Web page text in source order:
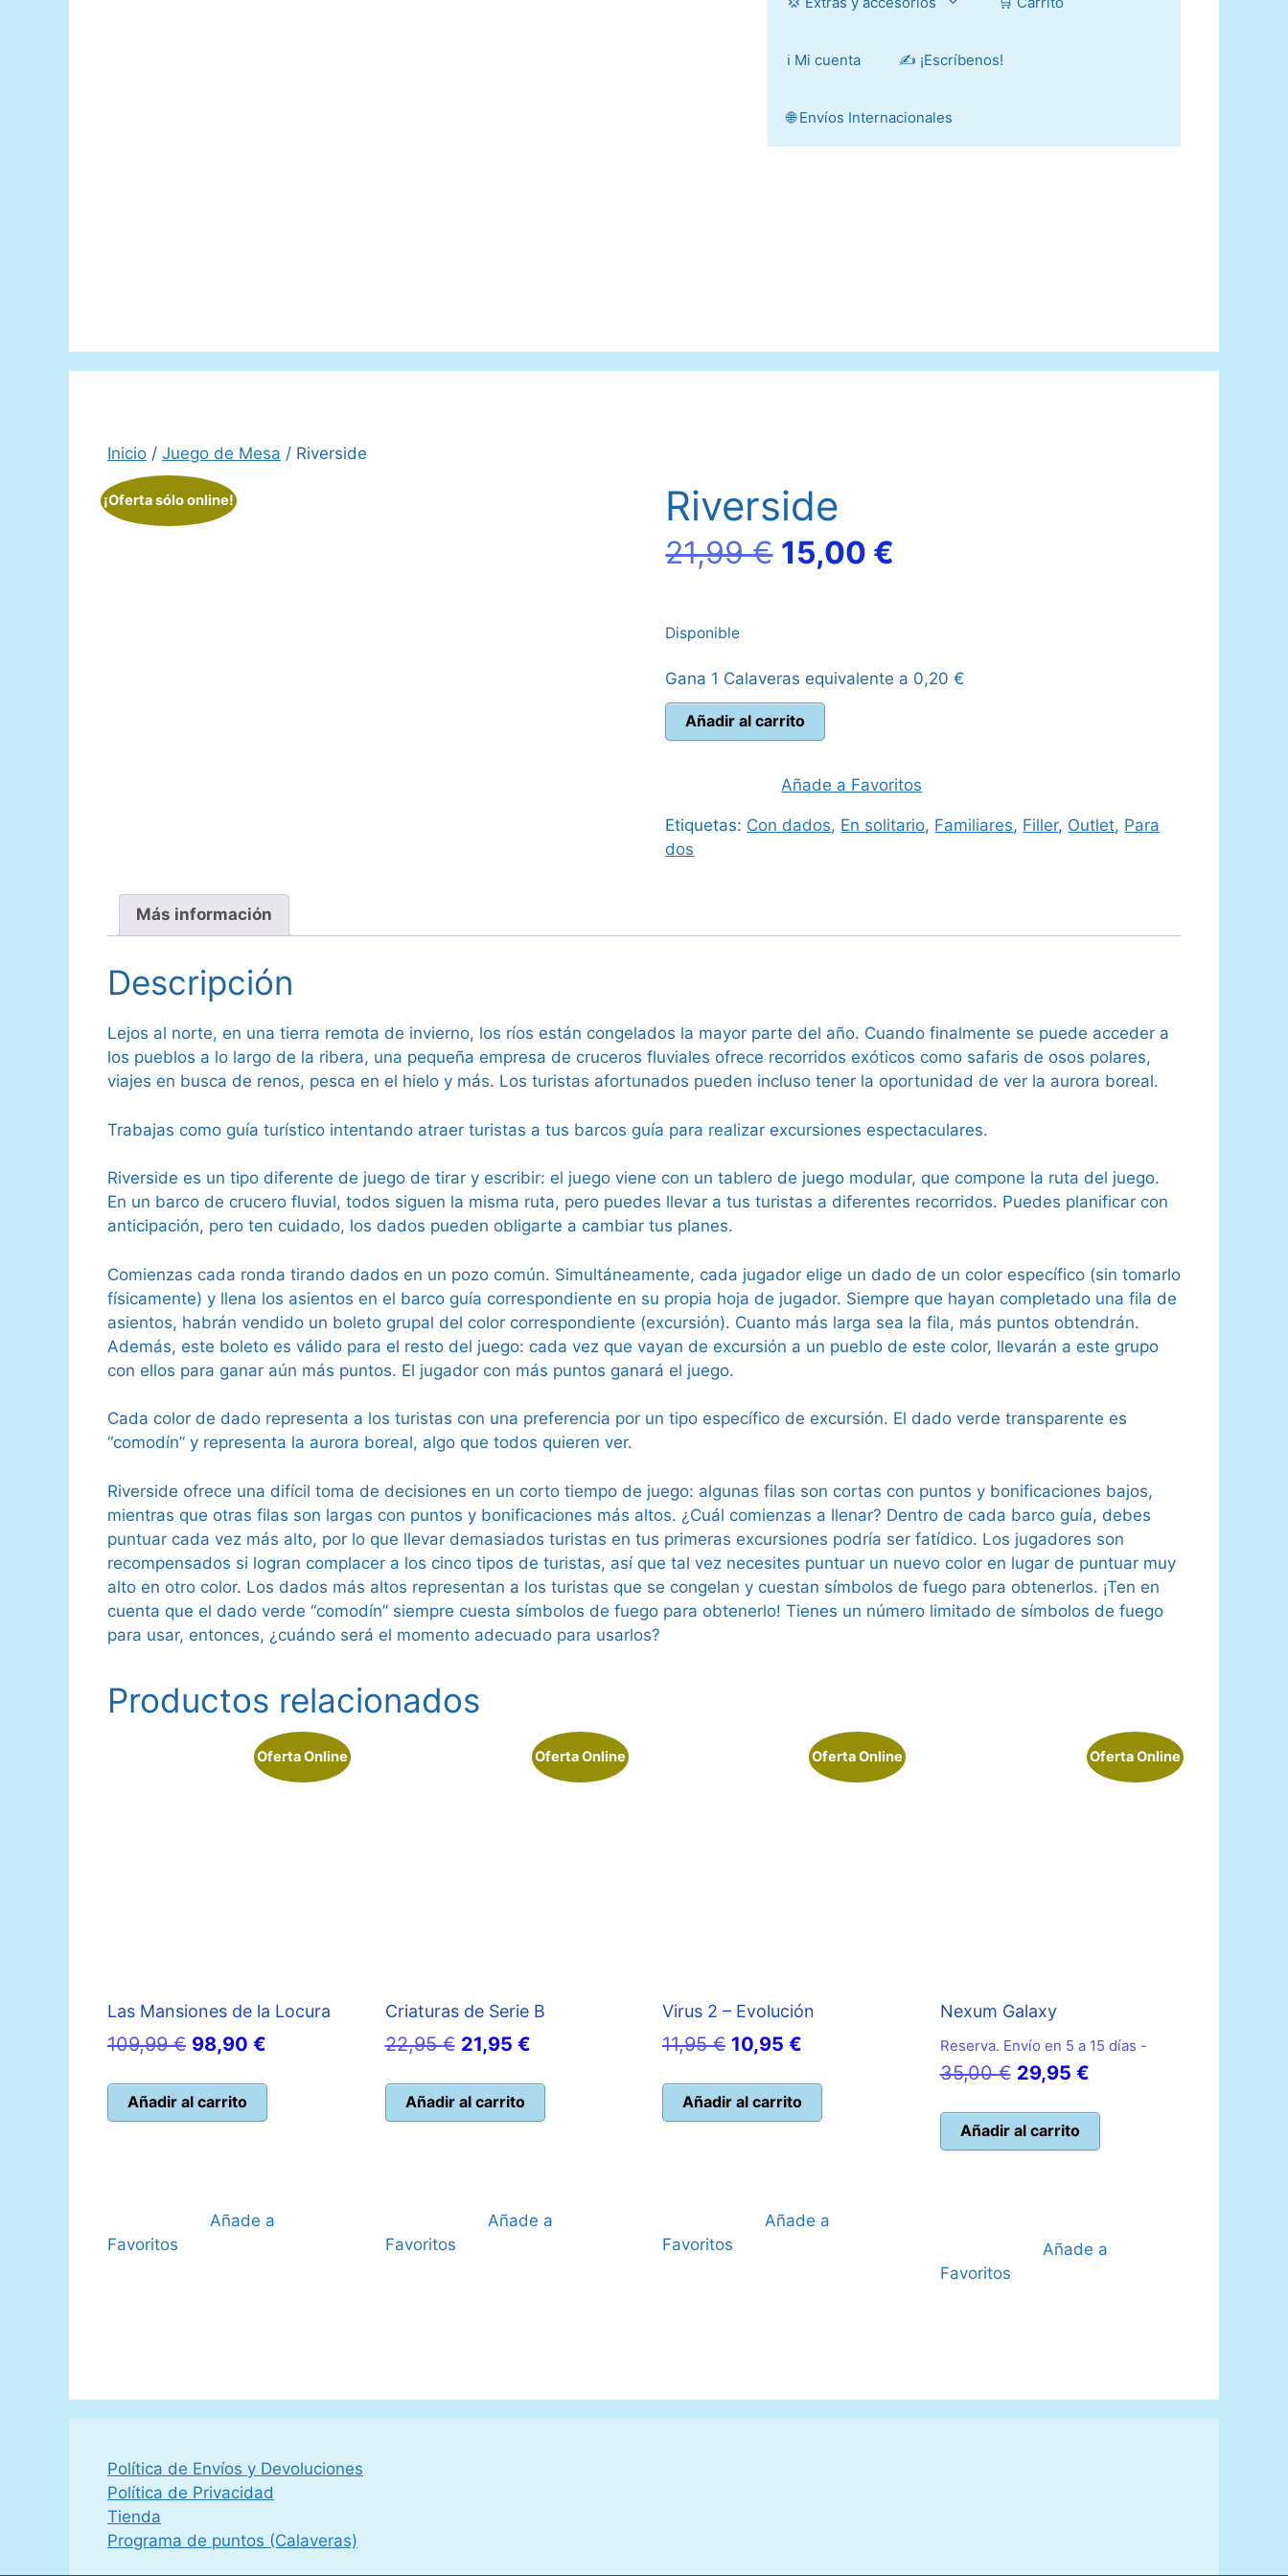
ℹ️ Mi cuenta ✍️ ¡Escríbenos!
🌐 Envíos Internacionales
Inicio / Juego de Mesa / Riverside
¡Oferta sólo online! Riverside
21,99€ El
era:
21,99 €.
15,00 €
es:
Disponible
Gana 1 Calaveras equivalente a 0,20€
Riverside
cantidad
Añadir al carrito
Añade a Favoritos
Etiquetas: Con dados, En solitario, Familiares, Filler, Outlet, Para
dos
Más información
Descripción
Lejos al norte, en una tierra remota de invierno, los ríos están congelados la mayor parte del año. Cuando finalmente se puede acceder a
los pueblos a lo largo de la ribera, una pequeña empresa de cruceros fluviales ofrece recorridos exóticos como safaris de osos polares,
viajes en busca de renos, pesca en el hielo y más. Los turistas afortunados pueden incluso tener la oportunidad de ver la aurora boreal.
Trabajas como guía turístico intentando atraer turistas a tus barcos guía para realizar excursiones espectaculares.
Riverside es un tipo diferente de juego de tirar y escribir: el juego viene con un tablero de juego modular, que compone la ruta del juego.
En un barco de crucero fluvial, todos siguen la misma ruta, pero puedes llevar a tus turistas a diferentes recorridos. Puedes planificar con
anticipación, pero ten cuidado, los dados pueden obligarte a cambiar tus planes.
Comienzas cada ronda tirando dados en un pozo común. Simultáneamente, cada jugador elige un dado de un color específico (sin tomarlo
físicamente) y llena los asientos en el barco guía correspondiente en su propia hoja de jugador. Siempre que hayan completado una fila de
asientos, habrán vendido un boleto grupal del color correspondiente (excursión). Cuanto más larga sea la fila, más puntos obtendrán.
Además, este boleto es válido para el resto del juego: cada vez que vayan de excursión a un pueblo de este color, llevarán a este grupo
con ellos para ganar aún más puntos. El jugador con más puntos ganará el juego.
Cada color de dado representa a los turistas con una preferencia por un tipo específico de excursión. El dado verde transparente es
“comodín” y representa la aurora boreal, algo que todos quieren ver.
Riverside ofrece una difícil toma de decisiones en un corto tiempo de juego: algunas filas son cortas con puntos y bonificaciones bajos,
mientras que otras filas son largas con puntos y bonificaciones más altos. ¿Cuál comienzas a llenar? Dentro de cada barco guía, debes
puntuar cada vez más alto, por lo que llevar demasiados turistas en tus primeras excursiones podría ser fatídico. Los jugadores son
recompensados ​​si logran complacer a los cinco tipos de turistas, así que tal vez necesites puntuar un nuevo color en lugar de puntuar muy
alto en otro color. Los dados más altos representan a los turistas que se congelan y cuestan símbolos de fuego para obtenerlos. ¡Ten en
cuenta que el dado verde “comodín” siempre cuesta símbolos de fuego para obtenerlo! Tienes un número limitado de símbolos de fuego
para usar, entonces, ¿cuándo será el momento adecuado para usarlos?
Productos relacionados
Oferta Online
Las Mansiones de la Locura
109,99€ El
original
era:
98,90 €
Añadir al carrito
Añade a
Favoritos
Oferta Online
Criaturas de Serie B
22,95€ El
original
era:
21,95 €El
es:
Añadir al carrito
Añade a
Favoritos
Oferta Online
Virus 2 – Evolución
11,95€ El
original
era:
10,95 €
actual
es:
Añadir al carrito
Añade a
Favoritos
Oferta Online
Nexum Galaxy
Reserva. Envío en 5 a 15 días -
35,00€ El
original
era:
29,95 €El
es:
Añadir al carrito
Añade a
Favoritos
Política de Envíos y Devoluciones
Política de Privacidad
Tienda
Programa de puntos (Calaveras)